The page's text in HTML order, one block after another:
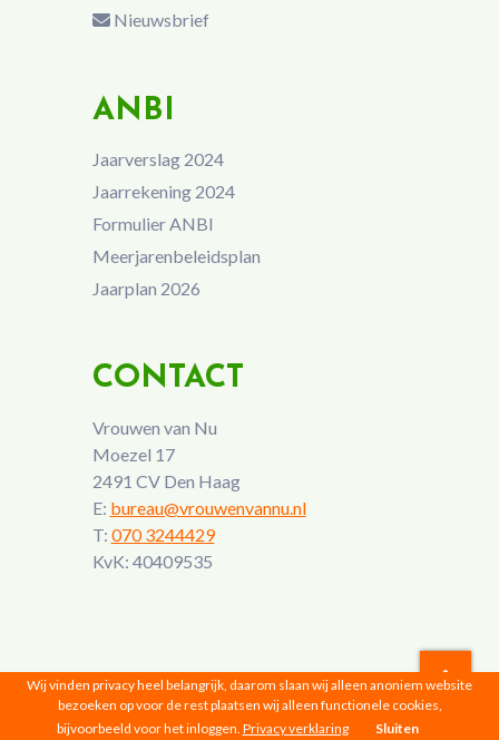
Nieuwsbrief
ANBI
Jaarverslag 2024
Jaarrekening 2024
Formulier ANBI
Meerjarenbeleidsplan
Jaarplan 2026
CONTACT
Vrouwen van Nu
Moezel 17
2491 CV Den Haag
E: bureau@vrouwenvannu.nl
T: 070 3244429
KvK: 40409535
Vrouwen van Nu © 2026 |Privacyverklaring
Wij vinden privacy heel belangrijk, daarom slaan wij alleen anoniem website
bezoeken op voor de rest plaatsen wij alleen functionele cookies,
bijvoorbeeld voor het inloggen. Privacy verklaring Sluiten